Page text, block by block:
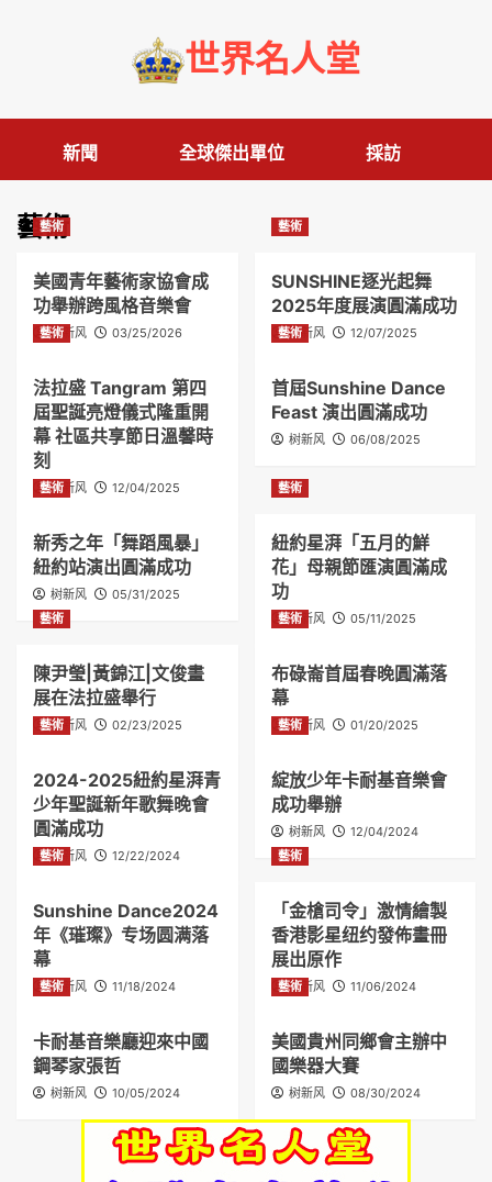
世界名人堂
新聞 全球傑出單位 採訪
藝術
藝術
美國青年藝術家協會成
功舉辦跨風格音樂會
树新风 03/25/2026
藝術
SUNSHINE逐光起舞
2025年度展演圓滿成功
树新风 12/07/2025
藝術
法拉盛 Tangram 第四
屆聖誕亮燈儀式隆重開
幕 社區共享節日溫馨時
刻
树新风 12/04/2025
藝術
首屆Sunshine Dance
Feast 演出圓滿成功
树新风 06/08/2025
藝術
新秀之年「舞蹈風暴」
紐約站演出圓滿成功
树新风 05/31/2025
藝術
紐約星湃「五月的鮮
花」母親節匯演圓滿成
功
树新风 05/11/2025
藝術
陳尹瑩|黃錦江|文俊畫
展在法拉盛舉行
树新风 02/23/2025
藝術
布碌崙首屆春晚圓滿落
幕
树新风 01/20/2025
藝術
2024-2025紐約星湃青
少年聖誕新年歌舞晚會
圓滿成功
树新风 12/22/2024
藝術
綻放少年卡耐基音樂會
成功舉辦
树新风
12/04/2024
藝術
Sunshine Dance2024
年《璀璨》专场圆满落
幕
树新风 11/18/2024
藝術
「金槍司令」激情繪製
香港影星纽约發佈畫冊
展出原作
树新风 11/06/2024
藝術
卡耐基音樂廳迎來中國
鋼琴家張哲
树新风 10/05/2024
藝術
美國貴州同鄉會主辦中
國樂器大賽
树新风 08/30/2024